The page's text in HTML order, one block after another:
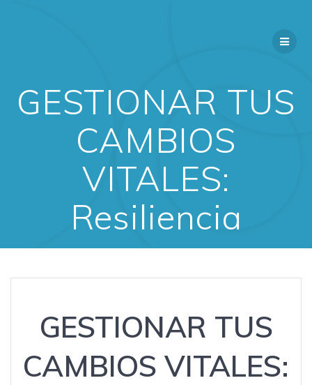
GESTIONAR TUS
CAMBIOS
VITALES:
Resiliencia
GESTIONAR TUS
CAMBIOS VITALES: